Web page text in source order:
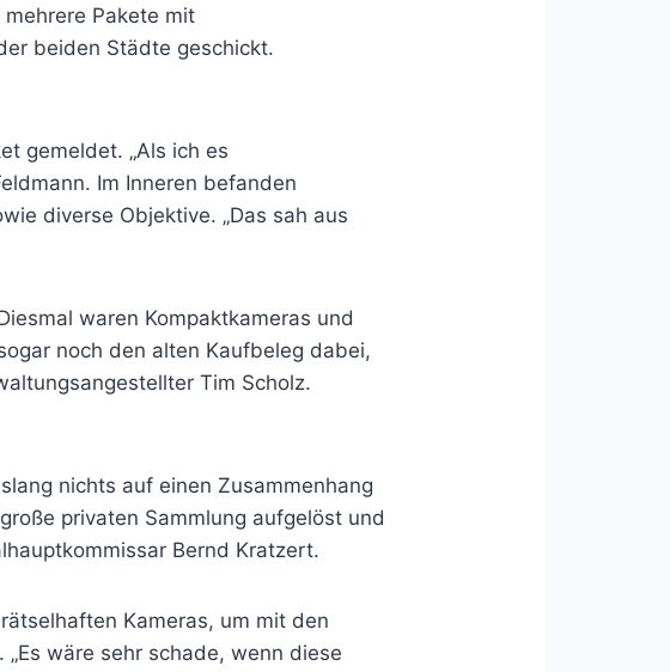
Pakete mit
beiden Städte geschickt.
gemeldet. „Als ich es
Im Inneren befanden
diverse Objektive. „Das sah aus
waren Kompaktkameras und
noch den alten Kaufbeleg dabei,
Tim Scholz.
nichts auf einen Zusammenhang
privaten Sammlung aufgelöst und
Bernd Kratzert.
Kameras, um mit den
wäre sehr schade, wenn diese